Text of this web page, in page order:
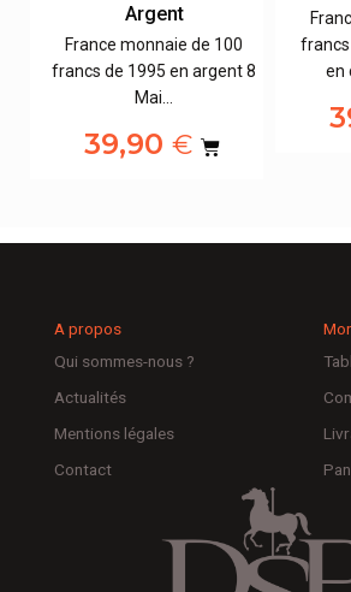
Argent
France monnaie de 100
francs de 1995 en argent 8
Mai…
39,90€
francs
en
A propos
Qui sommes-nous ?
Actualités
Mentions légales
Contact